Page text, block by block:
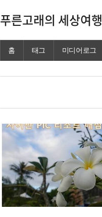
푸른고래의 세상여행
홈 태그 미디어로그